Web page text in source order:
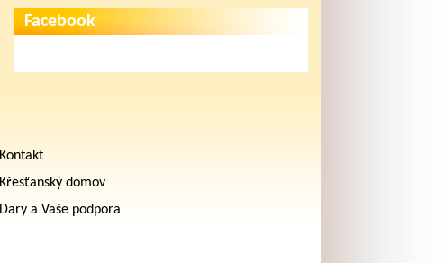
Facebook
Kontakt
Křesťanský domov
Dary a Vaše podpora